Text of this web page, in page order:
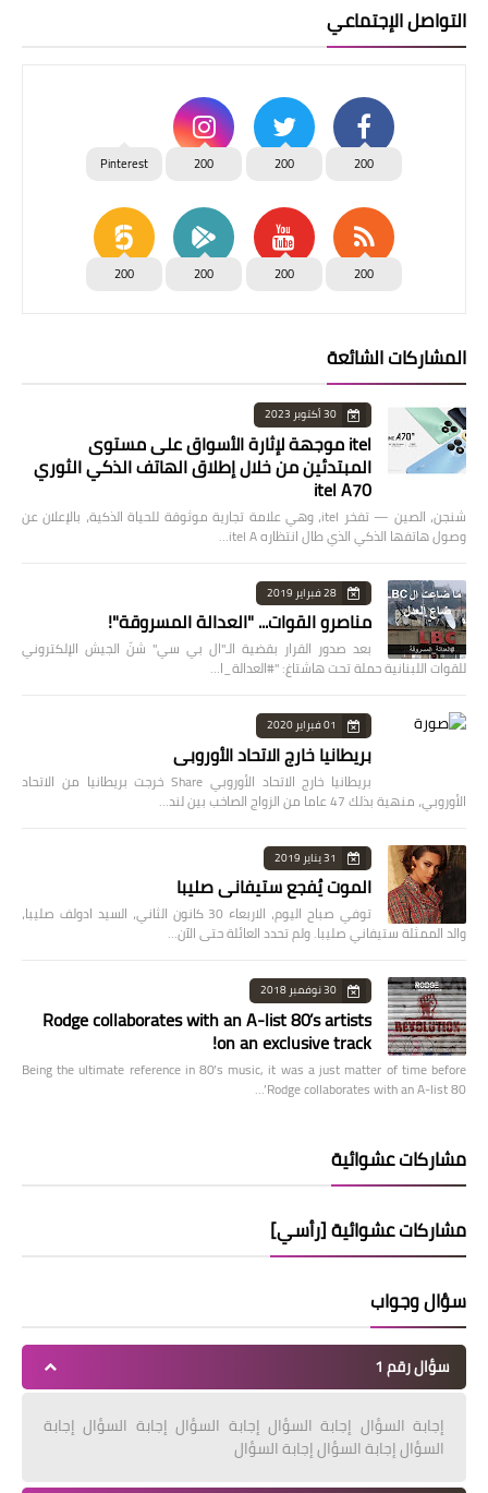
التواصل الإجتماعي
200
200
200
Pinterest
200
200
200
200
المشاركات الشائعة
30 أكتوبر 2023
itel موجهة لإثارة الأسواق على مستوى
المبتدئين من خلال إطلاق الهاتف الذكي الثوري
itel A70
شنجن، الصين — تفخر itel، وهي علامة تجارية موثوقة للحياة الذكية، بالإعلان عن
وصول هاتفها الذكي الذي طال انتظاره itel A…
28 فبراير 2019
مناصرو القوات... "العدالة المسروقة"!
بعد صدور القرار بقضية الـ"ال بي سي" شنّ الجيش الإلكتروني
للقوات اللبنانية حملة تحت هاشتاغ: "#العدالة_ا…
01 فبراير 2020
بريطانيا خارج الاتحاد الأوروبي
بريطانيا خارج الاتحاد الأوروبي Share خرجت بريطانيا من الاتحاد
الأوروبي، منهية بذلك 47 عاما من الزواج الصاخب بين لند…
31 يناير 2019
الموت يُفجع ستيفاني صليبا
توفي صباح اليوم، الاربعاء 30 كانون الثاني، السيد ادولف صليبا،
والد الممثلة ستيفاني صليبا. ولم تحدد العائلة حتى الآن…
30 نوفمبر 2018
Rodge collaborates with an A-list 80’s artists
on an exclusive track!
Being the ultimate reference in 80’s music, it was a just matter of time before
Rodge collaborates with an A-list 80’…
مشاركات عشوائية
مشاركات عشوائية [رأسي]
سؤال وجواب
سؤال رقم 1
إجابة السؤال إجابة السؤال إجابة السؤال إجابة السؤال إجابة
السؤال إجابة السؤال إجابة السؤال